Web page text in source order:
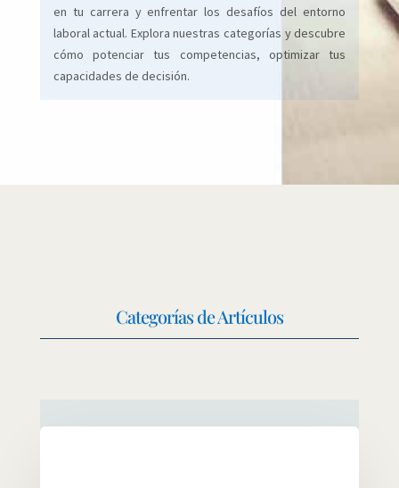
en tu carrera y enfrentar los desafíos del entorno
laboral actual. Explora nuestras categorías y descubre
cómo potenciar tus competencias, optimizar tus
capacidades de decisión.
Categorías de Artículos